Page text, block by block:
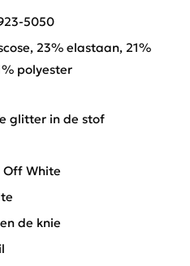
5050
23% elastaan, 21%
polyester
glitter in de stof
Off White
de knie